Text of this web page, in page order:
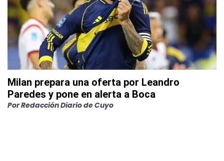
Milan prepara una oferta por Leandro
Paredes y pone en alerta a Boca
PorRedacción Diario de Cuyo